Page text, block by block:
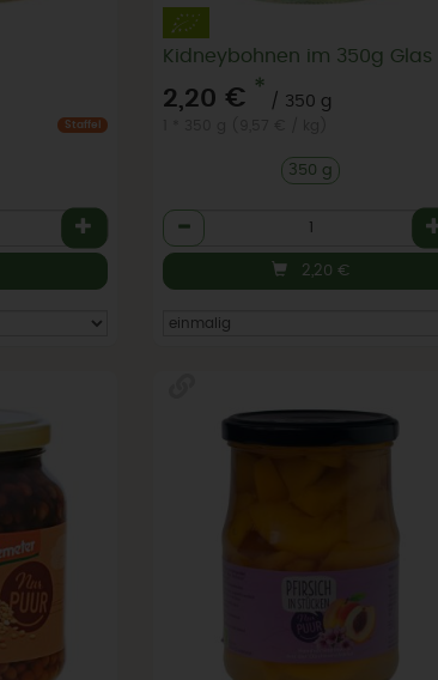
Staffel
Kidneybohnen im 350g Glas
2,20 € *
/ 350 g
350 g
Anzahl
2,20 €